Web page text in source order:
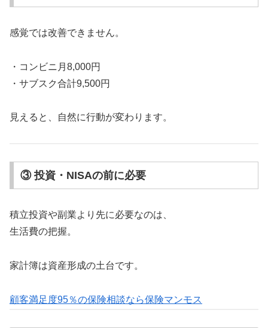
感覚では改善できません。
・コンビニ月8,000円
・サブスク合計9,500円
見えると、自然に行動が変わります。
③ 投資・NISAの前に必要
積立投資や副業より先に必要なのは、
生活費の把握。
家計簿は資産形成の土台です。
顧客満足度95％の保険相談なら保険マンモス